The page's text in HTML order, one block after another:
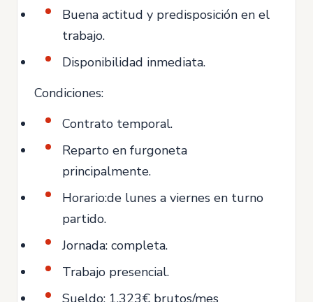
Buena actitud y predisposición en el
trabajo.
Disponibilidad inmediata.
Condiciones:
Contrato temporal.
Reparto en furgoneta
principalmente.
Horario:de lunes a viernes en turno
partido.
Jornada: completa.
Trabajo presencial.
Sueldo: 1.323€ brutos/mes